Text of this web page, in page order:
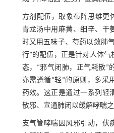
方剂配伍，取象布阵思维更
青龙汤中用麻黄、细辛、干
时又用五味子、芍药以敛肺
行”的配伍，正是针对人体
态，“邪气闭肺，正气耗散”
亦需遵循“轻”的原则，多采
药效。这正是通过一系列轻
散邪、宣通肺闭以缓解哮喘之
支气管哮喘因风邪引动，伏